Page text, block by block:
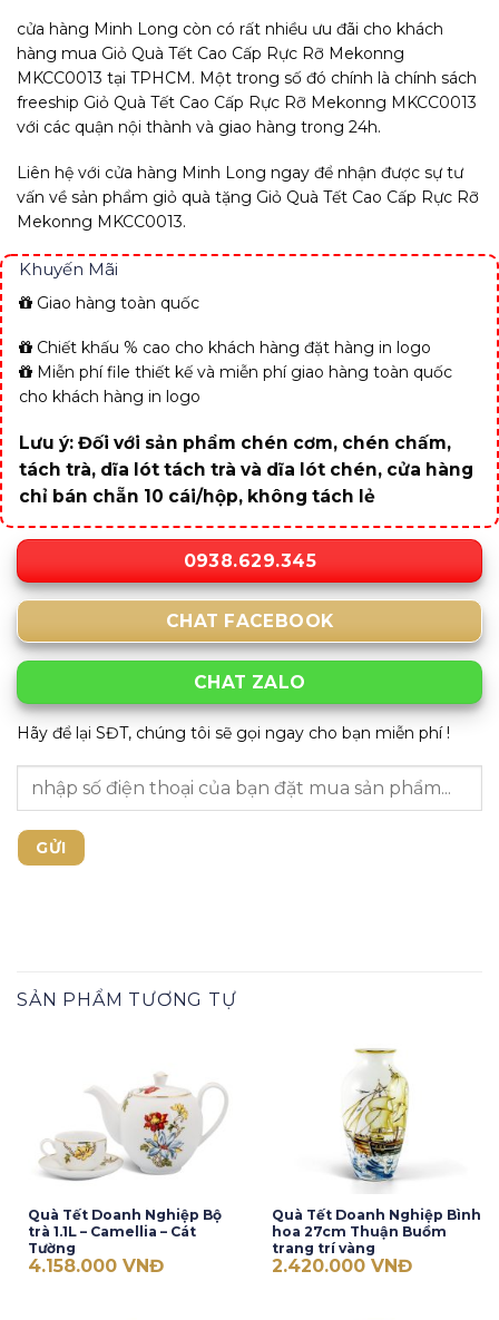
cửa hàng Minh Long còn có rất nhiều ưu đãi cho khách
hàng mua Giỏ Quà Tết Cao Cấp Rực Rỡ Mekonng
MKCC0013 tại TPHCM. Một trong số đó chính là chính sách
freeship Giỏ Quà Tết Cao Cấp Rực Rỡ Mekonng MKCC0013
với các quận nội thành và giao hàng trong 24h.
Liên hệ với cửa hàng Minh Long ngay để nhận được sự tư
vấn về sản phẩm giỏ quà tặng Giỏ Quà Tết Cao Cấp Rực Rỡ
Mekonng MKCC0013.
Khuyến Mãi
Giao hàng toàn quốc
Chiết khấu % cao cho khách hàng đặt hàng in logo
Miễn phí file thiết kế và miễn phí giao hàng toàn quốc
cho khách hàng in logo
Lưu ý: Đối với sản phẩm chén cơm, chén chấm,
tách trà, dĩa lót tách trà và dĩa lót chén, cửa hàng
chỉ bán chẵn 10 cái/hộp, không tách lẻ
0938.629.345
CHAT FACEBOOK
CHAT ZALO
Hãy để lại SĐT, chúng tôi sẽ gọi ngay cho bạn miễn phí !
SẢN PHẨM TƯƠNG TỰ
Quà Tết Doanh Nghiệp Bộ
trà 1.1L – Camellia – Cát
Tường
4.158.000 VNĐ
Quà Tết Doanh Nghiệp Bình
hoa 27cm Thuận Buồm
trang trí vàng
2.420.000 VNĐ